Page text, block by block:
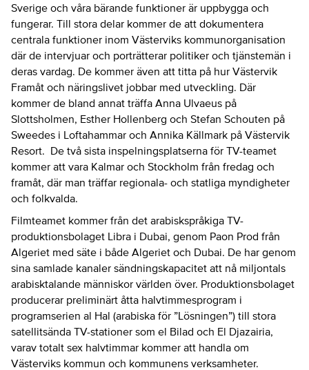
Sverige och våra bärande funktioner är uppbygga och
fungerar. Till stora delar kommer de att dokumentera
centrala funktioner inom Västerviks kommunorganisation
där de intervjuar och porträtterar politiker och tjänstemän i
deras vardag. De kommer även att titta på hur Västervik
Framåt och näringslivet jobbar med utveckling. Där
kommer de bland annat träffa Anna Ulvaeus på
Slottsholmen, Esther Hollenberg och Stefan Schouten på
Sweedes i Loftahammar och Annika Källmark på Västervik
Resort. De två sista inspelningsplatserna för TV-teamet
kommer att vara Kalmar och Stockholm från fredag och
framåt, där man träffar regionala- och statliga myndigheter
och folkvalda.
Filmteamet kommer från det arabiskspråkiga TV-
produktionsbolaget Libra i Dubai, genom Paon Prod från
Algeriet med säte i både Algeriet och Dubai. De har genom
sina samlade kanaler sändningskapacitet att nå miljontals
arabisktalande människor världen över. Produktionsbolaget
producerar preliminärt åtta halvtimmesprogram i
programserien al Hal (arabiska för ”Lösningen”) till stora
satellitsända TV-stationer som el Bilad och El Djazairia,
varav totalt sex halvtimmar kommer att handla om
Västerviks kommun och kommunens verksamheter.